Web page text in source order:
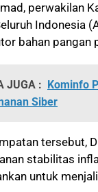
perwakilan
Indonesia
bahan pangan
JUGA : Kominfo
Siber
tersebut,
stabilitas
untuk